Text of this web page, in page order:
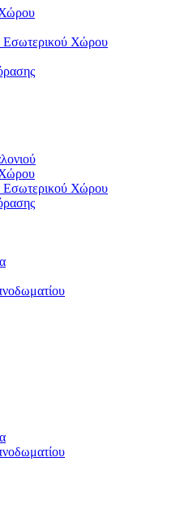
Εσωτερικού Χώρου
Εσωτερικού Χώρου